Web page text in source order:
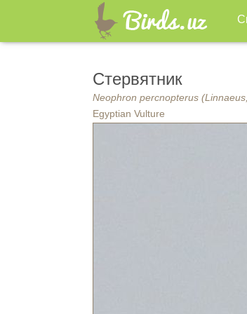
Стервятник
Neophron percnopterus
Egyptian Vulture